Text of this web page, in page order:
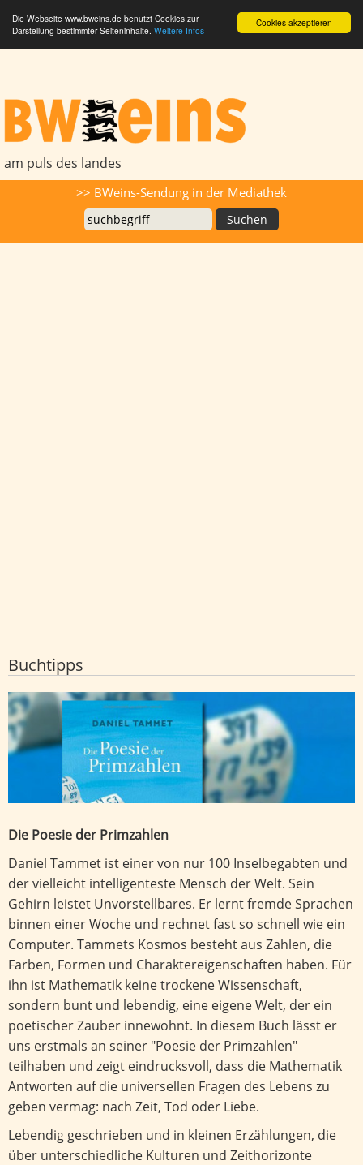
Cookies akzeptieren
Die Webseite www.bweins.de benutzt Cookies zur
Darstellung bestimmter Seiteninhalte. Weitere Infos
am puls des landes
>> BWeins-Sendung in der Mediathek
Buchtipps
Die Poesie der Primzahlen
Daniel Tammet ist einer von nur 100 Inselbegabten und
der vielleicht intelligenteste Mensch der Welt. Sein
Gehirn leistet Unvorstellbares. Er lernt fremde Sprachen
binnen einer Woche und rechnet fast so schnell wie ein
Computer. Tammets Kosmos besteht aus Zahlen, die
Farben, Formen und Charaktereigenschaften haben. Für
ihn ist Mathematik keine trockene Wissenschaft,
sondern bunt und lebendig, eine eigene Welt, der ein
poetischer Zauber innewohnt. In diesem Buch lässt er
uns erstmals an seiner "Poesie der Primzahlen"
teilhaben und zeigt eindrucksvoll, dass die Mathematik
Antworten auf die universellen Fragen des Lebens zu
geben vermag: nach Zeit, Tod oder Liebe.
Lebendig geschrieben und in kleinen Erzählungen, die
über unterschiedliche Kulturen und Zeithorizonte